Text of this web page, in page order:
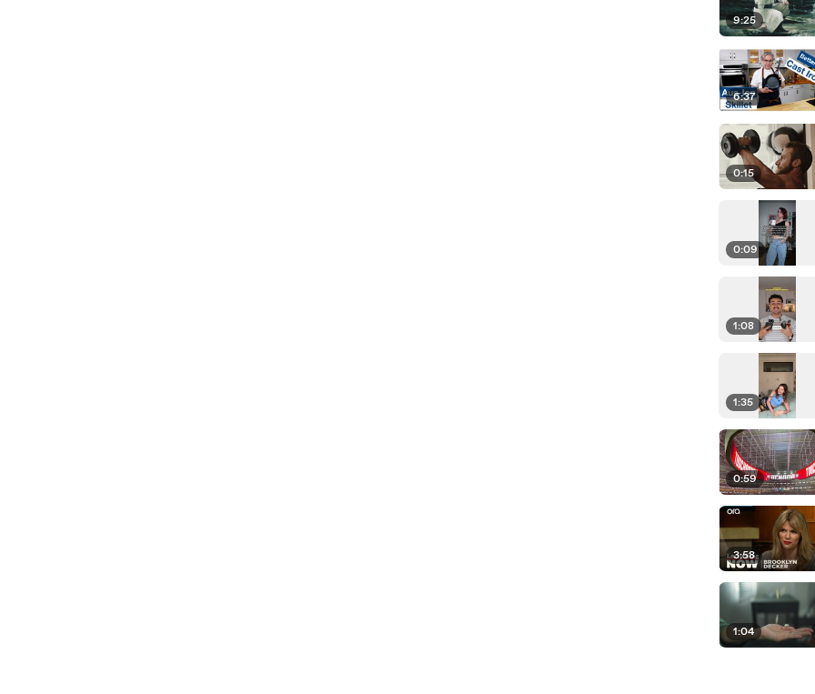
9:25
6:37
0:15
0:09
1:08
1:35
0:59
3:58
1:04